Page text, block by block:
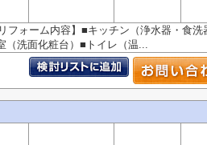
ォーム内容】■キッチン（浄水器・食洗
（洗面化粧台）■トイレ（温...